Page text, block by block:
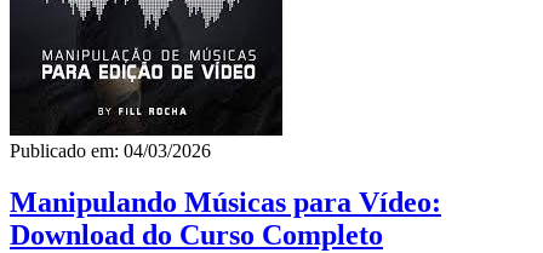
Publicado em: 04/03/2026
Manipulando Músicas para Vídeo:
Download do Curso Completo